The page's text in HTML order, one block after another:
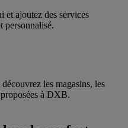
et ajoutez des services
personnalisé.
les magasins, les
à DXB.